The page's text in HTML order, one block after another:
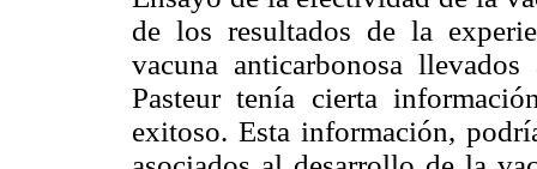
de los resultados de la
vacuna anticarbonosa
Pasteur tenía cierta
exitoso. Esta información,